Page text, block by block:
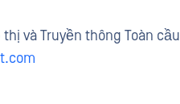
và Truyền thông Toàn cầu